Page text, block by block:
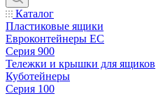
Каталог
Пластиковые ящики
Евроконтейнеры ЕС
Серия 900
Тележки и крышки для ящиков
Куботейнеры
Серия 100